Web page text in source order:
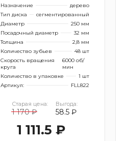
Назначение
дерево
Тип диска
сегментированный
Диаметр
250 мм
Посадочный диаметр
32 мм
Толщина
2,8 мм
Количество зубьев
48 шт
Скорость вращения
круга
6000 об/
мин
Количество в упаковке
1 шт
Артикул:
FLL822
Старая цена:
1 170 ₽
Выгода:
58.5 ₽
1 111.5 ₽